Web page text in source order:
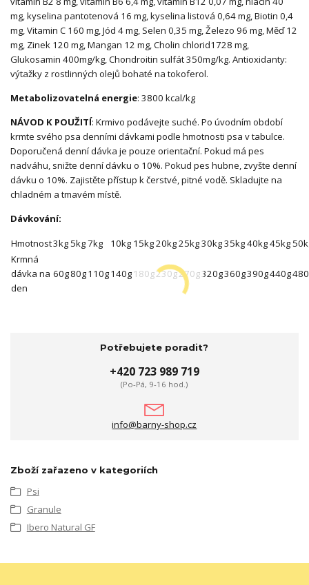
mg, kyselina pantotenová 16 mg, kyselina listová 0,64 mg, Biotin 0,4
mg, Vitamin C 160 mg, Jód 4 mg, Selen 0,35 mg, Železo 96 mg, Měď 12
mg, Zinek 120 mg, Mangan 12 mg, Cholin chlorid1728 mg,
Glukosamin 400mg/kg, Chondroitin sulfát 350mg/kg. Antioxidanty:
výtažky z rostlinných olejů bohaté na tokoferol.
Metabolizovatelná energie: 3800 kcal/kg
NÁVOD K POUŽITÍ: Krmivo podávejte suché. Po úvodním období
krmte svého psa denními dávkami podle hmotnosti psa v tabulce.
Doporučená denní dávka je pouze orientační. Pokud má pes
nadváhu, snižte denní dávku o 10%. Pokud pes hubne, zvyšte denní
dávku o 10%. Zajistěte přístup k čerstvé, pitné vodě. Skladujte na
chladném a tmavém místě.
Dávkování:
Hmotnost3kg 5kg7kg 10kg 15kg20kg25kg30kg35kg40kg45kg
Krmná
dávka na
den
60g80g110g140g180g230g270g320g360g390g440g
Potřebujete poradit?
+420 723 989 719
(Po-Pá, 9-16 hod.)
info@barny-shop.cz
Zboží zařazeno v kategoriích
Psi
Granule
Ibero Natural GF